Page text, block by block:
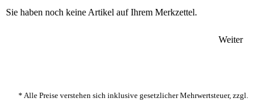
Sie haben noch keine Artikel auf Ihrem Merkzettel.
Weiter
* Alle Preise verstehen sich inklusive gesetzlicher Mehrwertsteuer, zzgl.